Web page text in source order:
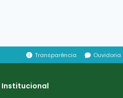
Transparência Ouvidoria
Institucional